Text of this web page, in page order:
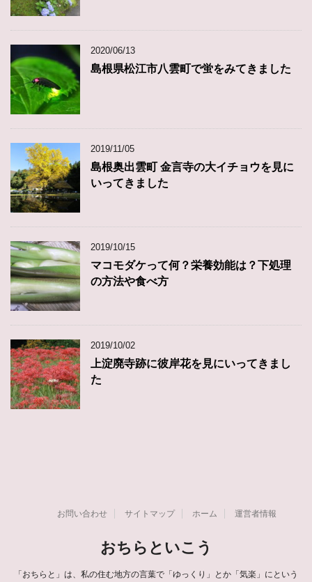
2020/06/13
島根県松江市八雲町で蛍をみてきました
2019/11/05
島根奥出雲町 金言寺の大イチョウを見に
いってきました
2019/10/15
マコモダケって何？栄養効能は？下処理
の方法や食べ方
2019/10/02
上淀廃寺跡に彼岸花を見にいってきまし
た
お問い合わせ サイトマップ ホーム 運営者情報
おちらといこう
「おちらと」は、私の住む地方の言葉で「ゆっくり」とか「気楽」にという